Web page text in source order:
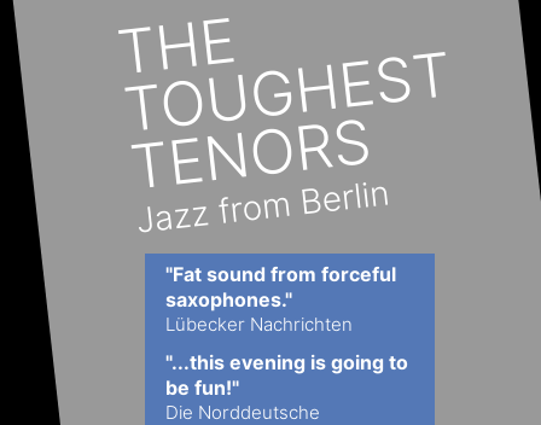
"Fat sound from forceful
saxophones."
Lübecker Nachrichten
"...this evening is going to
be fun!"
Die Norddeutsche